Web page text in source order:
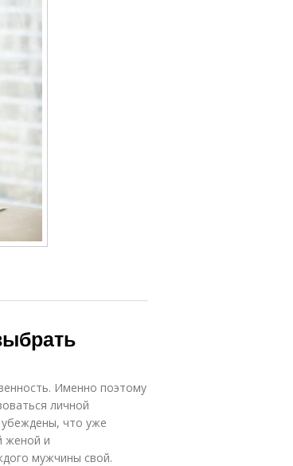
Именно поэтому
личной
убеждены, что уже
женой и
мужчины свой.